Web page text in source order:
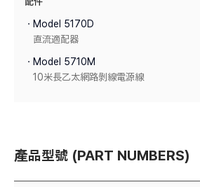
ㆍModel 5170D
直流適配器
ㆍModel 5710M
10米長乙太網路剝線電源線
產品型號 (PART NUMBERS)